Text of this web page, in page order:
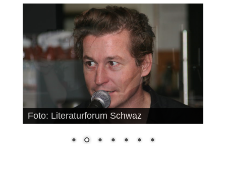
Foto: Literaturforum Schwaz